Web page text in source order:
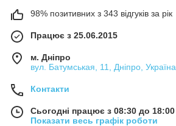
98% позитивних з 343 відгуків за рік
Працює з 25.06.2015
м. Дніпро
вул. Батумськая, 11, Дніпро, Україна
Контакти
Сьогодні працює з 08:30 до 18:00
Показати весь графік роботи